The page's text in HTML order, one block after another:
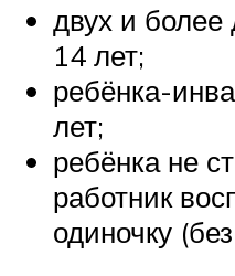
двух и более
14 лет;
ребёнка-
лет;
ребёнка не
работник
одиночку